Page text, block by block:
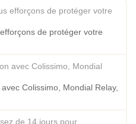
de protéger votre
Colissimo, Mondial Relay,